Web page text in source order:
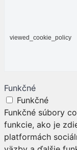
viewed_cookie_policy
Funkčné
Funkčné
Funkčné súbory
funkcie, ako je
platformách